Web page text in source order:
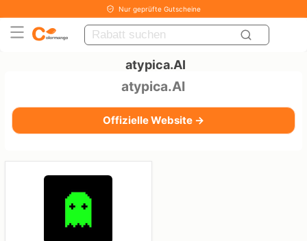
Nur geprüfte Gutscheine
atypica.AI
atypica.AI
Offizielle Website →